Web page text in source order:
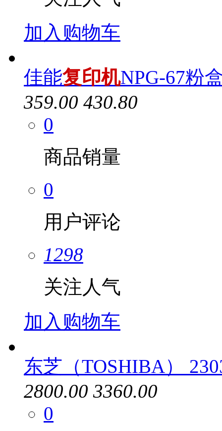
加入购物车
佳能复印机NPG-67粉
359.00 430.80
0
商品销量
0
用户评论
1298
关注人气
加入购物车
东芝（TOSHIBA）
2800.00 3360.00
0